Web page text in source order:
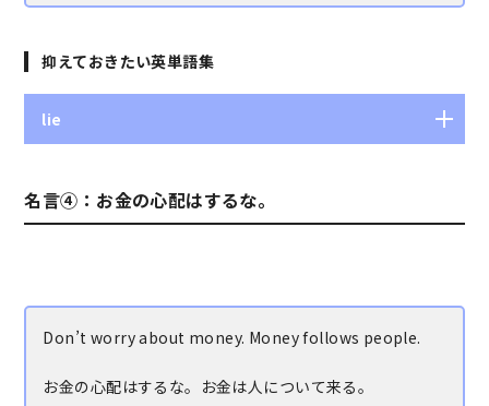
抑えておきたい英単語集
lie
名言④：お金の心配はするな。
Don’t worry about money. Money follows people.
お金の心配はするな。お金は人について来る。